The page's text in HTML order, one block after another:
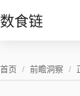
数食链
首页 / 前瞻洞察 /